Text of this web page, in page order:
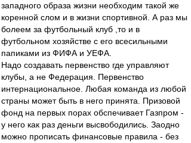
западного образа жизни необходим такой же
коренной слом и в жизни спортивной. А раз мы
болеем за футбольный клуб ,то и в
футбольном хозяйстве с его всесильными
папиками из ФИФА и УЕФА.
Надо создавать первенство где управляют
клубы, а не Федерация. Первенство
интернациональное. Любая команда из любой
страны может быть в него принята. Призовой
фонд на первых порах обспечивает Газпром -
у него как раз деньги высвободились. Заодно
можно прописать финансовые правила - без